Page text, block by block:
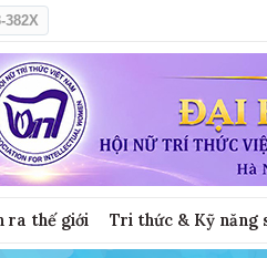
382X
ra thế giới Tri thức & Kỹ năng